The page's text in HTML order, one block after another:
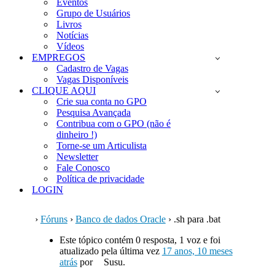
Eventos
Grupo de Usuários
Livros
Notícias
Vídeos
EMPREGOS
Cadastro de Vagas
Vagas Disponíveis
CLIQUE AQUI
Crie sua conta no GPO
Pesquisa Avançada
Contribua com o GPO (não é
dinheiro !)
Torne-se um Articulista
Newsletter
Fale Conosco
Política de privacidade
LOGIN
› Fóruns › Banco de dados Oracle › .sh para .bat
Este tópico contém 0 resposta, 1 voz e foi
atualizado pela última vez 17 anos, 10 meses
atráspor
Susu.